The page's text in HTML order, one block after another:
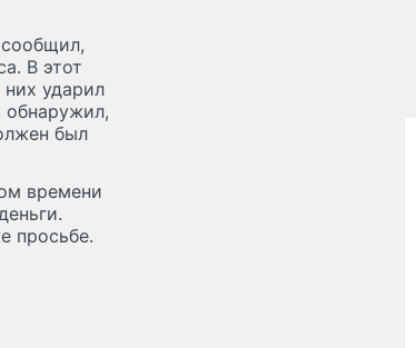
В этот
ударил
обнаружил,
был
времени
просьбе.